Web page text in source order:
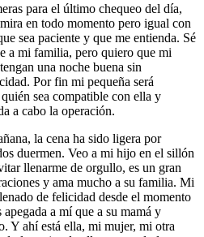
para el último chequeo del día,
en todo momento pero igual con
sea paciente y que me entienda. Sé
a mi familia, pero quiero que mi
una noche buena sin
Por fin mi pequeña será
sea compatible con ella y
a cabo la operación.
la cena ha sido ligera por
duermen. Veo a mi hijo en el sillón
llenarme de orgullo, es un gran
y ama mucho a su familia. Mi
de felicidad desde el momento
a mí que a su mamá y
Y ahí está ella, mi mujer, mi otra